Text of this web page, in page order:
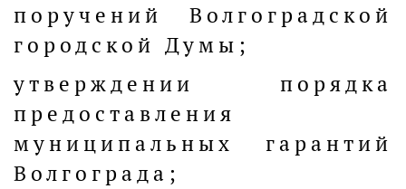
поручений Волгоградской
городской Думы;
утверждении порядка
предоставления
муниципальных гарантий
Волгограда;